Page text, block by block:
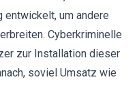
entwickelt, um andere
Cyberkriminelle
zur Installation dieser
soviel Umsatz wie